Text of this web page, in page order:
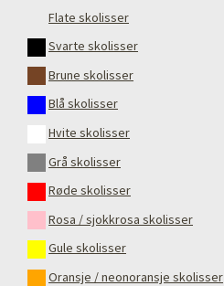
Flate skolisser
Svarte skolisser
Brune skolisser
Blå skolisser
Hvite skolisser
Grå skolisser
Røde skolisser
Rosa / sjokkrosa skolisser
Gule skolisser
Oransje / neonoransje skolisser